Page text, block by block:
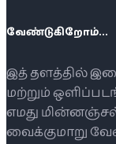
வேண்டுகிறோம்...
இத் தளத்தில்
மற்றும்
எமது மின்னஞ்சல்
வைக்குமாறு